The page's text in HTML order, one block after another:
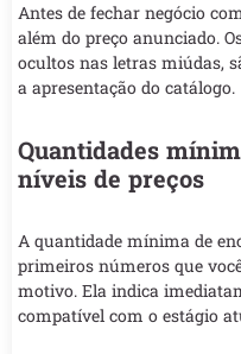
Antes de fechar negócio
além do preço anunciado.
ocultos nas letras miúdas,
a apresentação do catálogo.
Quantidades
níveis de preços
A quantidade mínima de
primeiros números que
motivo. Ela indica
compatível com o estágio